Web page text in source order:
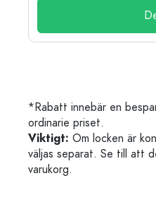
*Rabatt innebär en
ordinarie priset.
Viktigt: Om locken är
väljas separat. Se till att
varukorg.